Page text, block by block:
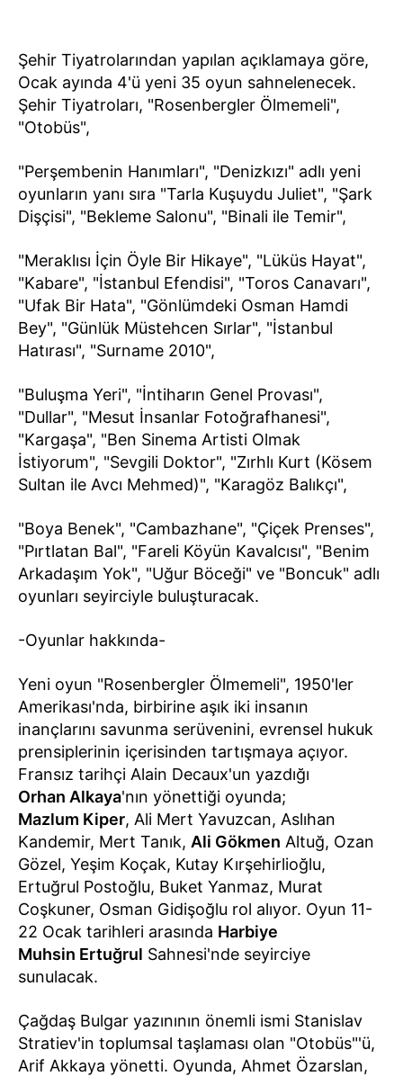
Şehir Tiyatrolarından yapılan açıklamaya göre,
Ocak ayında 4'ü yeni 35 oyun sahnelenecek.
Şehir Tiyatroları, "Rosenbergler Ölmemeli",
"Otobüs",
"Perşembenin Hanımları", "Denizkızı" adlı yeni
oyunların yanı sıra "Tarla Kuşuydu Juliet", "Şark
Dişçisi", "Bekleme Salonu", "Binali ile Temir",
"Meraklısı İçin Öyle Bir Hikaye", "Lüküs Hayat",
"Kabare", "İstanbul Efendisi", "Toros Canavarı",
"Ufak Bir Hata", "Gönlümdeki Osman Hamdi
Bey", "Günlük Müstehcen Sırlar", "İstanbul
Hatırası", "Surname 2010",
"Buluşma Yeri", "İntiharın Genel Provası",
"Dullar", "Mesut İnsanlar Fotoğrafhanesi",
"Kargaşa", "Ben Sinema Artisti Olmak
İstiyorum", "Sevgili Doktor", "Zırhlı Kurt (Kösem
Sultan ile Avcı Mehmed)", "Karagöz Balıkçı",
"Boya Benek", "Cambazhane", "Çiçek Prenses",
"Pırtlatan Bal", "Fareli Köyün Kavalcısı", "Benim
Arkadaşım Yok", "Uğur Böceği" ve "Boncuk" adlı
oyunları seyirciyle buluşturacak.
-Oyunlar hakkında-
Yeni oyun "Rosenbergler Ölmemeli", 1950'ler
Amerikası'nda, birbirine aşık iki insanın
inançlarını savunma serüvenini, evrensel hukuk
prensiplerinin içerisinden tartışmaya açıyor.
Fransız tarihçi Alain Decaux'un yazdığı
Orhan Alkaya'nın yönettiği oyunda;
Mazlum Kiper, Ali Mert Yavuzcan, Aslıhan
Kandemir, Mert Tanık, Ali Gökmen Altuğ, Ozan
Gözel, Yeşim Koçak, Kutay Kırşehirlioğlu,
Ertuğrul Postoğlu, Buket Yanmaz, Murat
Coşkuner, Osman Gidişoğlu rol alıyor. Oyun 11-
22 Ocak tarihleri arasında Harbiye
Muhsin Ertuğrul Sahnesi'nde seyirciye
sunulacak.
Çağdaş Bulgar yazınının önemli ismi Stanislav
Stratiev'in toplumsal taşlaması olan "Otobüs"'ü,
Arif Akkaya yönetti. Oyunda, Ahmet Özarslan,